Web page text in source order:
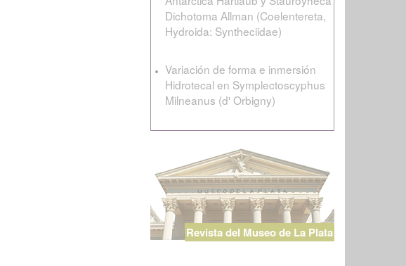
Dichotoma Allman (Coelentereta,
Hydroida: Syntheciidae)
Variación de forma e inmersión
Hidrotecal en Symplectoscyphus
Milneanus (d' Orbigny)
Revista del Museo de La Plata